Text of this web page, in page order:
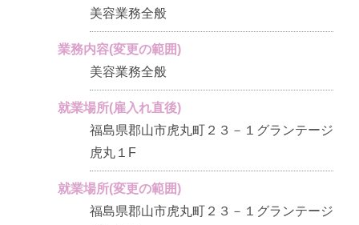
美容業務全般
業務内容(変更の範囲)
美容業務全般
就業場所(雇入れ直後)
福島県郡山市虎丸町２３－１グランテージ
虎丸１F
就業場所(変更の範囲)
福島県郡山市虎丸町２３－１グランテージ